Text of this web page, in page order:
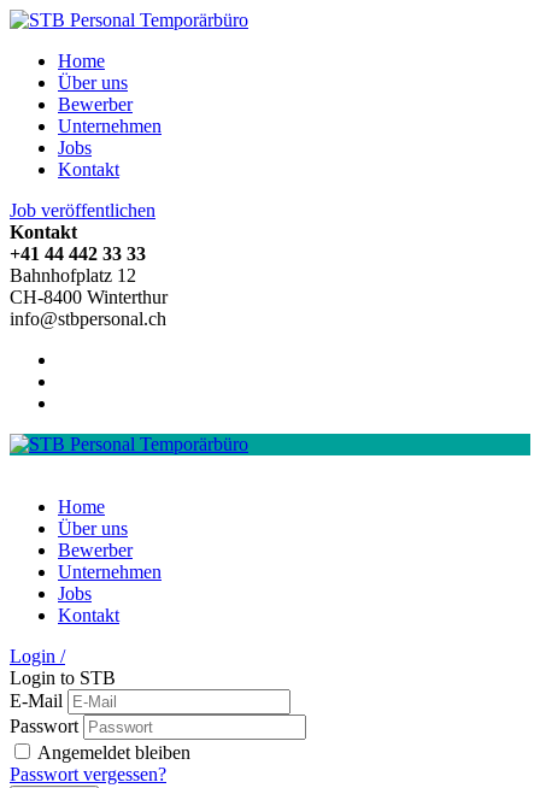
Home
Über uns
Bewerber
Unternehmen
Jobs
Kontakt
Job veröffentlichen
Kontakt
+41 44 442 33 33
Bahnhofplatz 12
CH-8400 Winterthur
info@stbpersonal.ch
Home
Über uns
Bewerber
Unternehmen
Jobs
Kontakt
Login /
Login to STB
E-Mail
Passwort
Angemeldet bleiben
Passwort vergessen?